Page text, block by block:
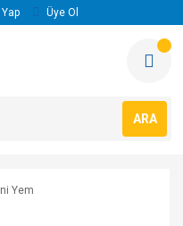
Üye Ol
ARA